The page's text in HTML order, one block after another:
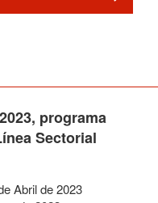
programa
Sectorial
Abrilde2023